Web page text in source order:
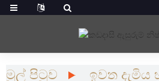
මුල් පිටුව
ඉවත දැමිය